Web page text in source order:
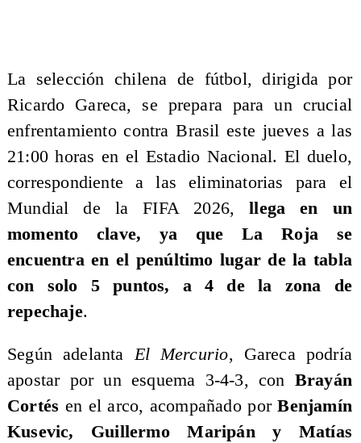
La selección chilena de fútbol, dirigida por
Ricardo Gareca, se prepara para un crucial
enfrentamiento contra Brasil este jueves a las
21:00 horas en el Estadio Nacional. El duelo,
correspondiente a las eliminatorias para el
Mundial de la FIFA 2026, llega en un
momento clave, ya que La Roja se
encuentra en el penúltimo lugar de la tabla
con solo 5 puntos, a 4 de la zona de
repechaje.
Según adelantaEl Mercurio, Gareca podría
apostar por un esquema 3-4-3, con Brayán
Cortés en el arco, acompañado porBenjamín
Kusevic, Guillermo Maripán y Matías